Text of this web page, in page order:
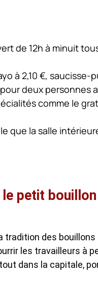
de 12h à minuit
à 2,10 €, saucisse-
deux personnes
comme le
que la salle
petit
tradition des
les travailleurs à
dans la capitale,